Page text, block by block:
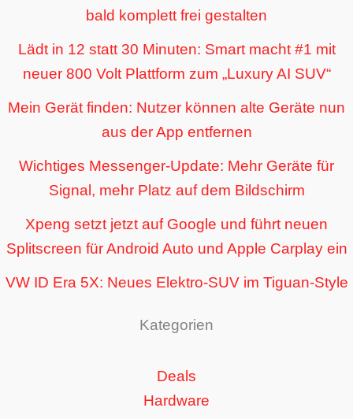
bald komplett frei gestalten
Lädt in 12 statt 30 Minuten: Smart macht #1 mit
neuer 800 Volt Plattform zum „Luxury AI SUV“
Mein Gerät finden: Nutzer können alte Geräte nun
aus der App entfernen
Wichtiges Messenger-Update: Mehr Geräte für
Signal, mehr Platz auf dem Bildschirm
Xpeng setzt jetzt auf Google und führt neuen
Splitscreen für Android Auto und Apple Carplay ein
VW ID Era 5X: Neues Elektro-SUV im Tiguan-Style
Kategorien
Deals
Hardware